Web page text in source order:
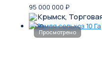
95 000 000 ₽
Крымск,